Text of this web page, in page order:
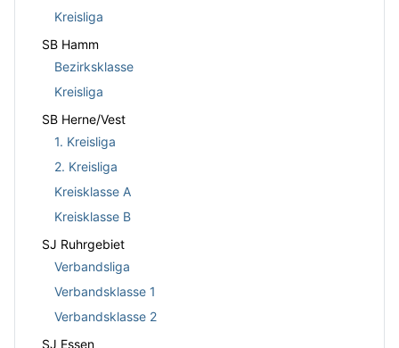
Kreisliga
SB Hamm
Bezirksklasse
Kreisliga
SB Herne/Vest
1. Kreisliga
2. Kreisliga
Kreisklasse A
Kreisklasse B
SJ Ruhrgebiet
Verbandsliga
Verbandsklasse 1
Verbandsklasse 2
SJ Essen